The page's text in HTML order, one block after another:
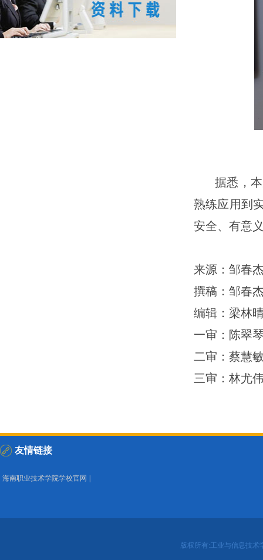
据悉，
熟练应用到
安全、有意
来源：邹春
撰稿：邹春
编辑：梁林
一审：陈翠
二审：蔡慧
三审：林尤
友情链接
海南职业技术学院学校官网
版权所有:工业与信息技